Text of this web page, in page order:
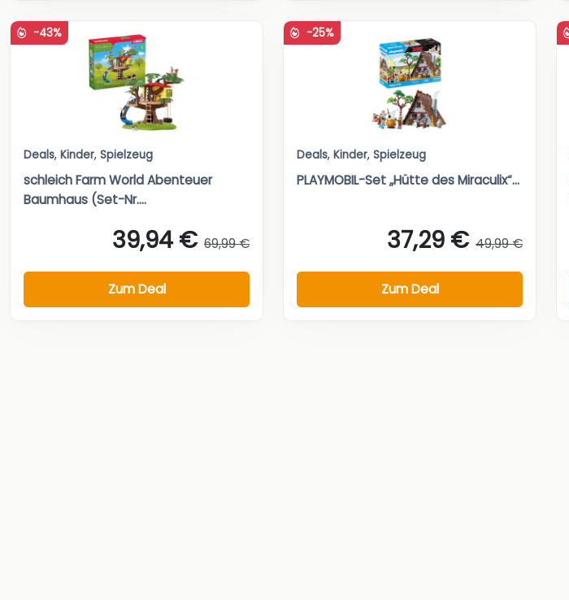
-43%
Deals, Kinder, Spielzeug
schleich Farm World Abenteuer
Baumhaus (Set-Nr....
39,94 € 69,99 €
Zum Deal
-25%
Deals, Kinder, Spielzeug
PLAYMOBIL-Set „Hütte des Miraculix“...
37,29 € 49,99 €
Zum Deal